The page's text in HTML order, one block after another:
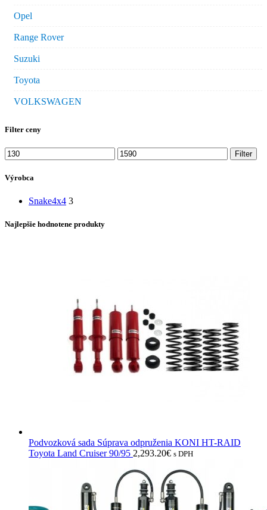
Opel
Range Rover
Suzuki
Toyota
VOLKSWAGEN
Filter ceny
Minimálna
cena
Maximálna
cena
Filter
Výrobca
Snake4x4 3
Najlepšie hodnotene produkty
Podvozková sada Súprava odpruženia KONI HT-RAID
Toyota Land Cruiser 90/95 2,293.20€ s DPH